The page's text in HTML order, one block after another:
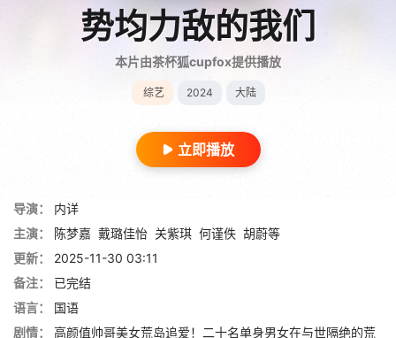
势均力敌的我们
本片由茶杯狐cupfox提供播放
综艺 2024 大陆
立即播放
导演：
内详
主演：
陈梦嘉 戴璐佳怡 关紫琪 何谨佚 胡蔚等
更新：
2025-11-30 03:11
备注：
已完结
语言：
国语
剧情：
高颜值帅哥美女荒岛追爱！二十名单身男女在与世隔绝的荒